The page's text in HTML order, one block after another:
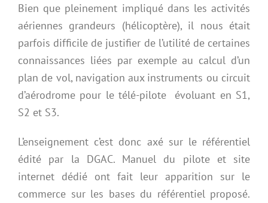
Bien que pleinement impliqué dans les activités
aériennes grandeurs (hélicoptère), il nous était
parfois difficile de justifier de l’utilité de certaines
connaissances liées par exemple au calcul d’un
plan de vol, navigation aux instruments ou circuit
d’aérodrome pour le télé-pilote évoluant en S1,
S2 et S3.
L’enseignement c’est donc axé sur le référentiel
édité par la DGAC. Manuel du pilote et site
internet dédié ont fait leur apparition sur le
commerce sur les bases du référentiel proposé.